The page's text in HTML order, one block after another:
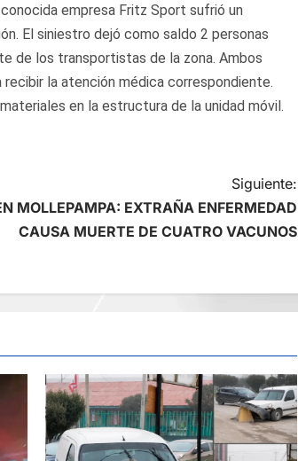
empresa Fritz Sport sufrió un
El siniestro dejó como saldo 2 personas
de los transportistas de la zona. Ambos
la atención médica correspondiente.
en la estructura de la unidad móvil.
Siguiente:
MOLLEPAMPA: EXTRAÑA ENFERMEDAD
CAUSA MUERTE DE CUATRO VACUNOS